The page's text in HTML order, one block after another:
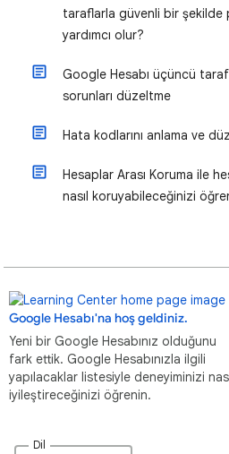
taraflarla güvenli bir şekilde
yardımcı olur?
Google Hesabı üçüncü taraf
sorunları düzeltme
Hata kodlarını anlama ve
Hesaplar Arası Koruma ile
nasıl koruyabileceğinizi
Google Hesabı'na hoş geldiniz.
Yeni bir Google Hesabınız olduğunu
fark ettik. Google Hesabınızla ilgili
yapılacaklar listesiyle deneyiminizi
iyileştireceğinizi öğrenin.
Dil